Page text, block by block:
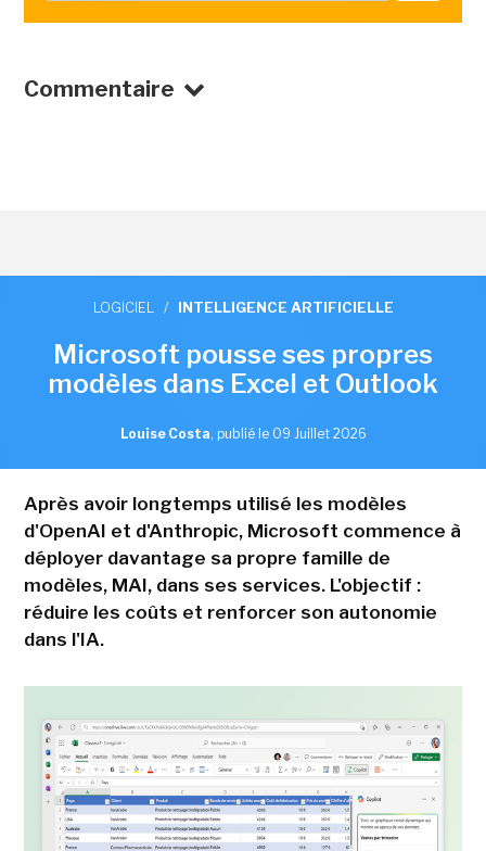
Commentaire
LOGICIEL / INTELLIGENCE ARTIFICIELLE
Microsoft pousse ses propres
modèles dans Excel et Outlook
Louise Costa, publié le 09 Juillet 2026
Après avoir longtemps utilisé les modèles
d'OpenAI et d'Anthropic, Microsoft commence à
déployer davantage sa propre famille de
modèles, MAI, dans ses services. L'objectif :
réduire les coûts et renforcer son autonomie
dans l'IA.